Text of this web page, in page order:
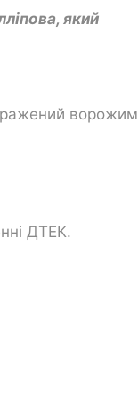
який
ворожим
ДТЕК.